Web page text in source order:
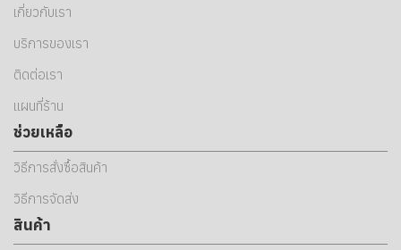
เกี่ยวกับเรา
บริการของเรา
ติดต่อเรา
แผนที่ร้าน
ช่วยเหลือ
วิธีการสั่งซื้อสินค้า
วิธีการจัดส่ง
สินค้า